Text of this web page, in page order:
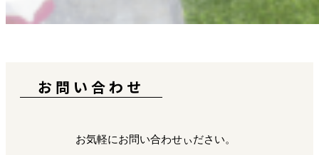
お問い合わせ
お気軽にお問い合わせぃださい。